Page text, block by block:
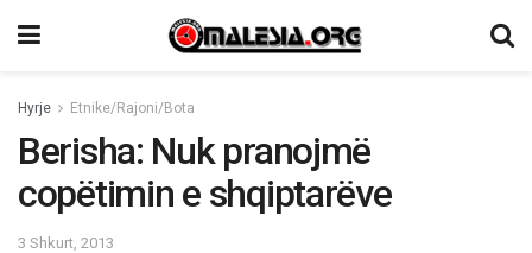
Hyrje Etnike/Rajoni/Bota
Berisha: Nuk pranojmë
copëtimin e shqiptarëve
3 Shkurt, 2013